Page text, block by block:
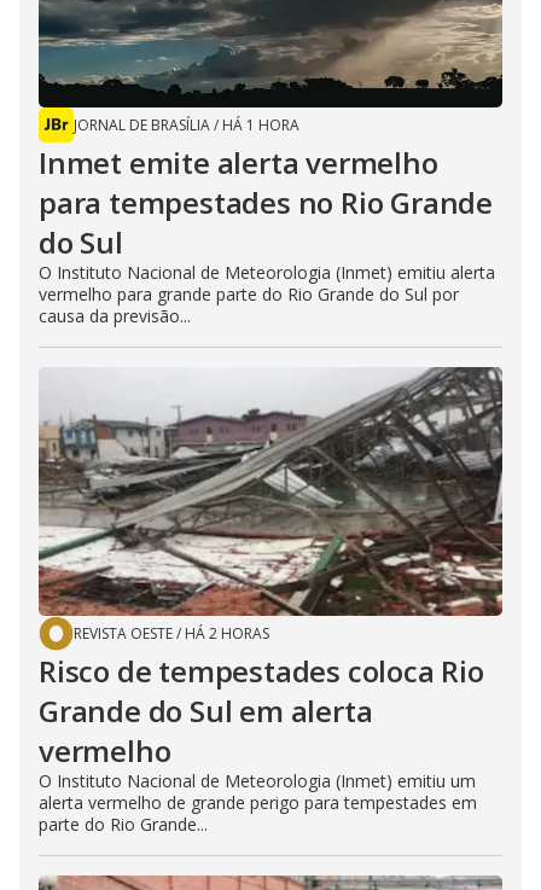
JORNAL DE BRASÍLIA/ HÁ 1 HORA
Inmet emite alerta vermelho
para tempestades no Rio Grande
do Sul
O Instituto Nacional de Meteorologia (Inmet) emitiu alerta
vermelho para grande parte do Rio Grande do Sul por
causa da previsão...
REVISTA OESTE/ HÁ 2 HORAS
Risco de tempestades coloca Rio
Grande do Sul em alerta
vermelho
O Instituto Nacional de Meteorologia (Inmet) emitiu um
alerta vermelho de grande perigo para tempestades em
parte do Rio Grande...